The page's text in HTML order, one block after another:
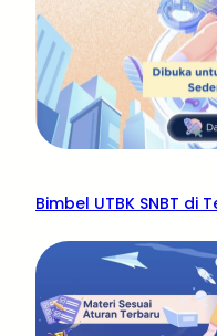
Bimbel UTBK SNBT